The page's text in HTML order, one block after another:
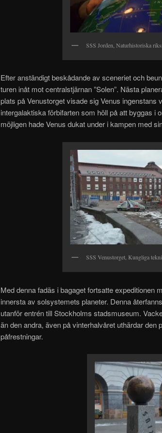
SSS Jorden, Naturhistoriska
Efter anständigt beskådande av sceneriet och
turen inåt mot centralstjärnan ”Solen”. Nästa
plats på Venustorget visade sig Venus ingenstans
intergalaktiska förbifarten som höll på att byggas i
möjligen hade Venus dukat under i kampen med
SSS Venustorget, Kungliga
Med denna fadäs i bagaget fortsatte expeditionen
innersta av solsystemets planeter. Denna
utanför entrén till Stockholms stadsmuseum.
än den andra, även på vinterhalvåret uthärdar den
påfrestningar.